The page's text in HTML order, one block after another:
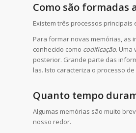
Como são formadas
Existem três processos
Para formar novas memórias, as
conhecido como codificação. Uma
posterior. Grande parte das
las. Isto caracteriza o processo de
Quanto tempo
Algumas memórias são muito
nosso redor.